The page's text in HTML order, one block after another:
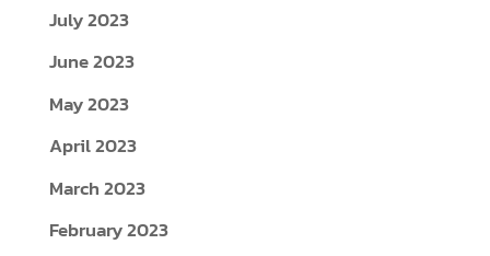
July 2023
June 2023
May 2023
April 2023
March 2023
February 2023